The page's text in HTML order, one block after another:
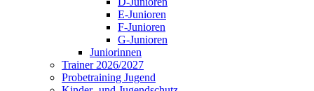
E-Junioren
F-Junioren
G-Junioren
Juniorinnen
Trainer 2026/2027
Probetraining Jugend